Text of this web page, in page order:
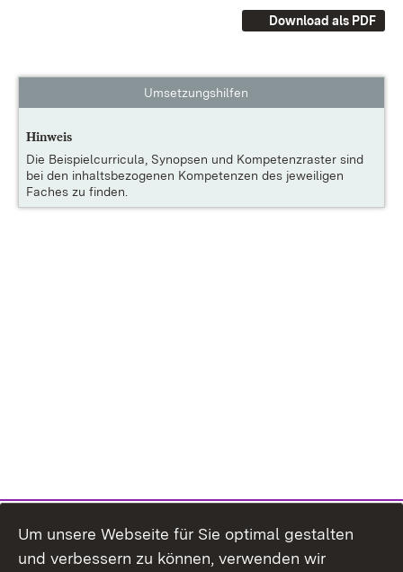
Download als PDF
Umsetzungshilfen
Hinweis
Die Beispielcurricula, Synopsen und Kompetenzraster sind
bei den inhaltsbezogenen Kompetenzen des jeweiligen
Faches zu finden.
Um unsere Webseite für Sie optimal gestalten
und verbessern zu können, verwenden wir